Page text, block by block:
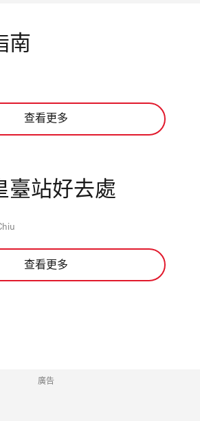
南
查看更多
臺站好去處
查看更多
廣告